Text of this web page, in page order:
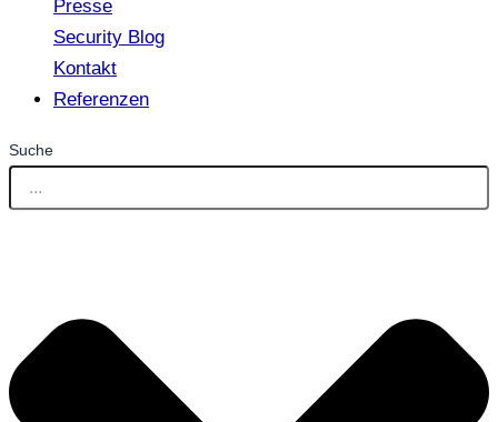
Presse
Security Blog
Kontakt
Referenzen
Suche